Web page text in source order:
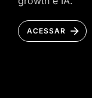
ACESSAR